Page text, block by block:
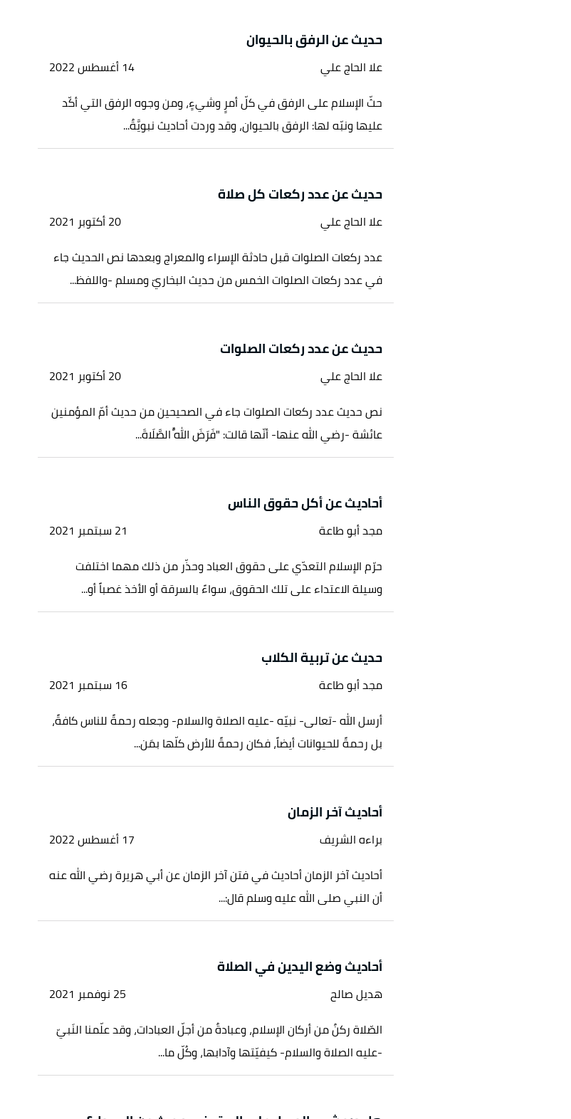
حديث عن الرفق بالحيوان
علا الحاج علي
14 أغسطس 2022
حثّ الإسلام على الرفق في كلّ أمرٍ وشيءٍ، ومن وجوه الرفق التي أكّد
عليها ونبّه لها: الرفق بالحيوان، وقد وردت أحاديث نبويَّةٌ...
حديث عن عدد ركعات كل صلاة
علا الحاج علي
20 أكتوبر 2021
عدد ركعات الصلوات قبل حادثة الإسراء والمعراج وبعدها نص الحديث جاء
في عدد ركعات الصلوات الخمس من حديث البخاريّ ومسلم -واللفظ...
حديث عن عدد ركعات الصلوات
علا الحاج علي
20 أكتوبر 2021
نص حديث عدد ركعات الصلوات جاء في الصحيحين من حديث أمّ المؤمنين
عائشة -رضي الله عنها- أنّها قالت: "فَرَضَ اللَّهُ الصَّلَاةَ...
أحاديث عن أكل حقوق الناس
مجد أبو طاعة
21 سبتمبر 2021
حرّم الإسلام التعدّي على حقوق العباد وحذّر من ذلك مهما اختلفت
وسيلة الاعتداء على تلك الحقوق، سواءً بالسرقة أو الأخذ غصباً أو...
حديث عن تربية الكلاب
مجد أبو طاعة
16 سبتمبر 2021
أرسل الله -تعالى- نبيّه -عليه الصلاة والسلام- وجعله رحمةً للناس كافةً،
بل رحمةً للحيوانات أيضاً، فكان رحمةً للأرض كلّها بمَن...
أحاديث آخر الزمان
براءه الشريف
17 أغسطس 2022
أحاديث آخر الزمان أحاديث في فتن آخر الزمان عن أبي هريرة رضي الله عنه
أن النبي صلى الله عليه وسلم قال:...
أحاديث وضع اليدين في الصلاة
هديل صالح
25 نوفمبر 2021
الصّلاة ركنٌ من أركان الإسلام، وعبادةٌ من أجلّ العبادات، وقد علّمنا النَبيّ
-عليه الصلاة والسلام- كيفيّتها وآدابها، وكُلّ ما...